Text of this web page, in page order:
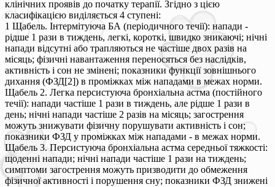
клінічних проявів до початку терапії. Згідно з цією
класифікацією виділяється 4 ступені:
1 Щабель. Інтермітуюча БА (періодичного течії): напади -
рідше 1 рази в тиждень, легкі, короткі, швидко зникаючі; нічні
напади відсутні або трапляються не частіше двох разів на
місяць; фізичні навантаження переносяться без наслідків,
активність і сон не змінені; показники функції зовнішнього
дихання (ФЗД[2]) в проміжках між нападами в межах норми.
Щабель 2. Легка персистуюча бронхіальна астма (постійного
течії): напади частіше 1 рази в тиждень, але рідше 1 рази в
день; нічні напади частіше 2 разів на місяць; загострення
можуть знижувати фізичну порушувати активність і сон;
показники ФЗД у проміжках між нападами - в межах норми.
Щабель 3. Персистуюча бронхіальна астма середньої тяжкості:
щоденні напади; нічні напади частіше 1 рази на тиждень;
симптоми загострення можуть призводити до обмеження
фізичної активності і порушення сну; показники ФЗД знижені